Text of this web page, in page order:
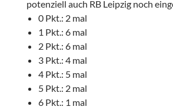
potenziell auch RB Leipzig noch
0 Pkt.: 2 mal
1 Pkt.: 6 mal
2 Pkt.: 6 mal
3 Pkt.: 4 mal
4 Pkt.: 5 mal
5 Pkt.: 2 mal
6 Pkt.: 1 mal